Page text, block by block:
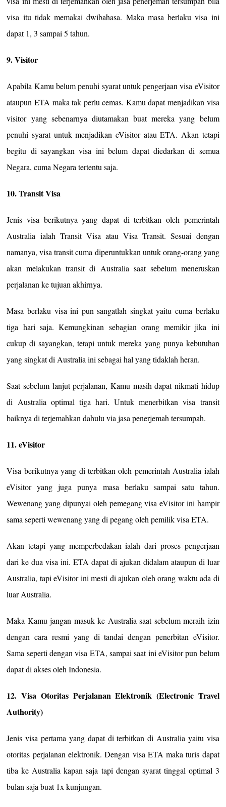
visa itu tidak memakai dwibahasa. Maka masa berlaku visa ini
dapat 1, 3 sampai 5 tahun.
9. Visitor
Apabila Kamu belum penuhi syarat untuk pengerjaan visa eVisitor
ataupun ETA maka tak perlu cemas. Kamu dapat menjadikan visa
visitor yang sebenarnya diutamakan buat mereka yang belum
penuhi syarat untuk menjadikan eVisitor atau ETA. Akan tetapi
begitu di sayangkan visa ini belum dapat diedarkan di semua
Negara, cuma Negara tertentu saja.
10. Transit Visa
Jenis visa berikutnya yang dapat di terbitkan oleh pemerintah
Australia ialah Transit Visa atau Visa Transit. Sesuai dengan
namanya, visa transit cuma diperuntukkan untuk orang-orang yang
akan melakukan transit di Australia saat sebelum meneruskan
perjalanan ke tujuan akhirnya.
Masa berlaku visa ini pun sangatlah singkat yaitu cuma berlaku
tiga hari saja. Kemungkinan sebagian orang memikir jika ini
cukup di sayangkan, tetapi untuk mereka yang punya kebutuhan
yang singkat di Australia ini sebagai hal yang tidaklah heran.
Saat sebelum lanjut perjalanan, Kamu masih dapat nikmati hidup
di Australia optimal tiga hari. Untuk menerbitkan visa transit
baiknya di terjemahkan dahulu via jasa penerjemah tersumpah.
11. eVisitor
Visa berikutnya yang di terbitkan oleh pemerintah Australia ialah
eVisitor yang juga punya masa berlaku sampai satu tahun.
Wewenang yang dipunyai oleh pemegang visa eVisitor ini hampir
sama seperti wewenang yang di pegang oleh pemilik visa ETA.
Akan tetapi yang memperbedakan ialah dari proses pengerjaan
dari ke dua visa ini. ETA dapat di ajukan didalam ataupun di luar
Australia, tapi eVisitor ini mesti di ajukan oleh orang waktu ada di
luar Australia.
Maka Kamu jangan masuk ke Australia saat sebelum meraih izin
dengan cara resmi yang di tandai dengan penerbitan eVisitor.
Sama seperti dengan visa ETA, sampai saat ini eVisitor pun belum
dapat di akses oleh Indonesia.
12. Visa Otoritas Perjalanan Elektronik (Electronic Travel
Authority)
Jenis visa pertama yang dapat di terbitkan di Australia yaitu visa
otoritas perjalanan elektronik. Dengan visa ETA maka turis dapat
tiba ke Australia kapan saja tapi dengan syarat tinggal optimal 3
bulan saja buat 1x kunjungan.